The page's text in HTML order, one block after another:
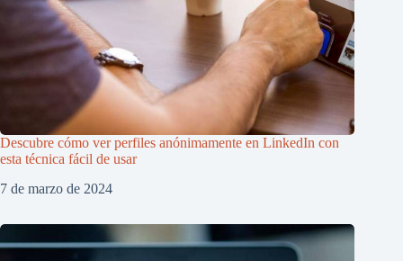
Descubre cómo ver perfiles anónimamente en LinkedIn con
esta técnica fácil de usar
7 de marzo de 2024